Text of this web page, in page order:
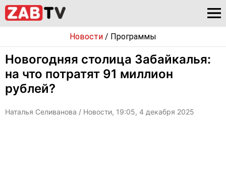
Новости / Программы
Новогодняя столица Забайкалья:
на что потратят 91 миллион
рублей?
Наталья Селиванова / Новости, 19:05, 4 декабря 2025